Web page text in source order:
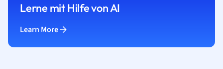
Lerne mit Hilfe von AI
Learn More